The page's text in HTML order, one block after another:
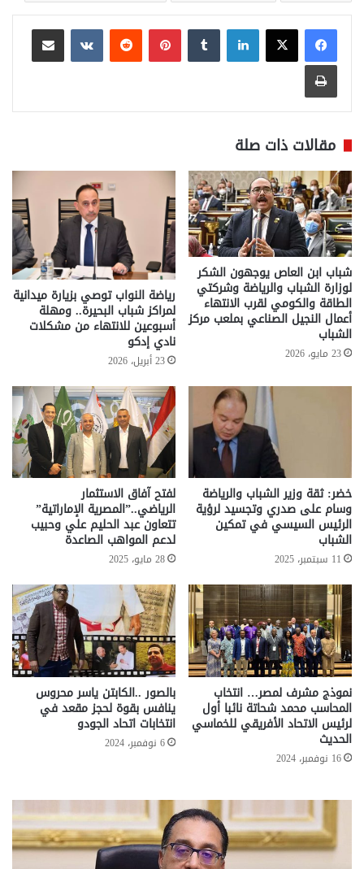
لينكدإن بينتيريست
مشاركة عبر البريد
طباعة
مقالات ذات صلة
شباب ابن العاص يوجهون الشكر
لوزارة الشباب والرياضة وشركتي
الطاقة والكومي لقرب الانتهاء
أعمال النجيل الصناعي بملعب مركز
الشباب
23 مايو، 2026
رياضة النواب توصي بزيارة ميدانية
لمراكز شباب البحيرة.. ومهلة
أسبوعين للانتهاء من مشكلات
نادي إدكو
23 أبريل، 2026
خضر: ثقة وزير الشباب والرياضة
وسام على صدري وتجسيد لرؤية
الرئيس السيسي في تمكين
الشباب
11 سبتمبر، 2025
لفتح آفاق الاستثمار
الرياضي..”المصرية الإماراتية”
تتعاون عبد الحليم علي وحبيب
لدعم المواهب الصاعدة
28 مايو، 2025
نموذج مشرف لمصر… انتخاب
المحاسب محمد شحاتة نائبا أول
لرئيس الاتحاد الأفريقي للخماسي
الحديث
16 نوفمبر، 2024
بالصور ..الكابتن ياسر محروس
ينافس بقوة لحجز مقعد في
انتخابات اتحاد الجودو
6 نوفمبر، 2024
تحركات
حكومية
لحسم
قانون
..